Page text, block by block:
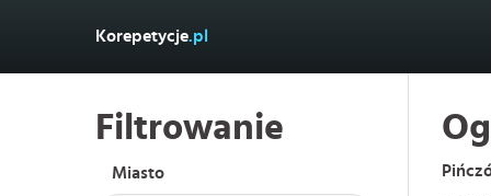
Korepetycje.pl
Filtrowanie
Miasto